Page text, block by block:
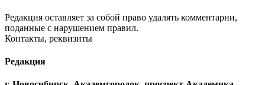
Редакция оставляет за собой право удалять комментарии,
поданные с нарушением правил.
Контакты, реквизиты
Редакция